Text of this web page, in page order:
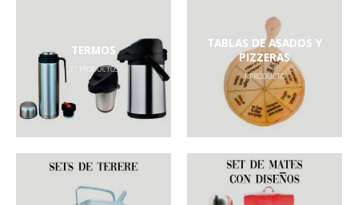
TERMOS
37 PRODUCTOS
TABLAS DE ASADOS Y
PIZZERAS
1PRODUCTO